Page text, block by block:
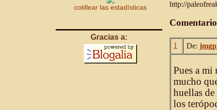
cotillear las estadísticas
Gracias a:
http://
1 De:
Pues a mi
mucho
huellas de
los